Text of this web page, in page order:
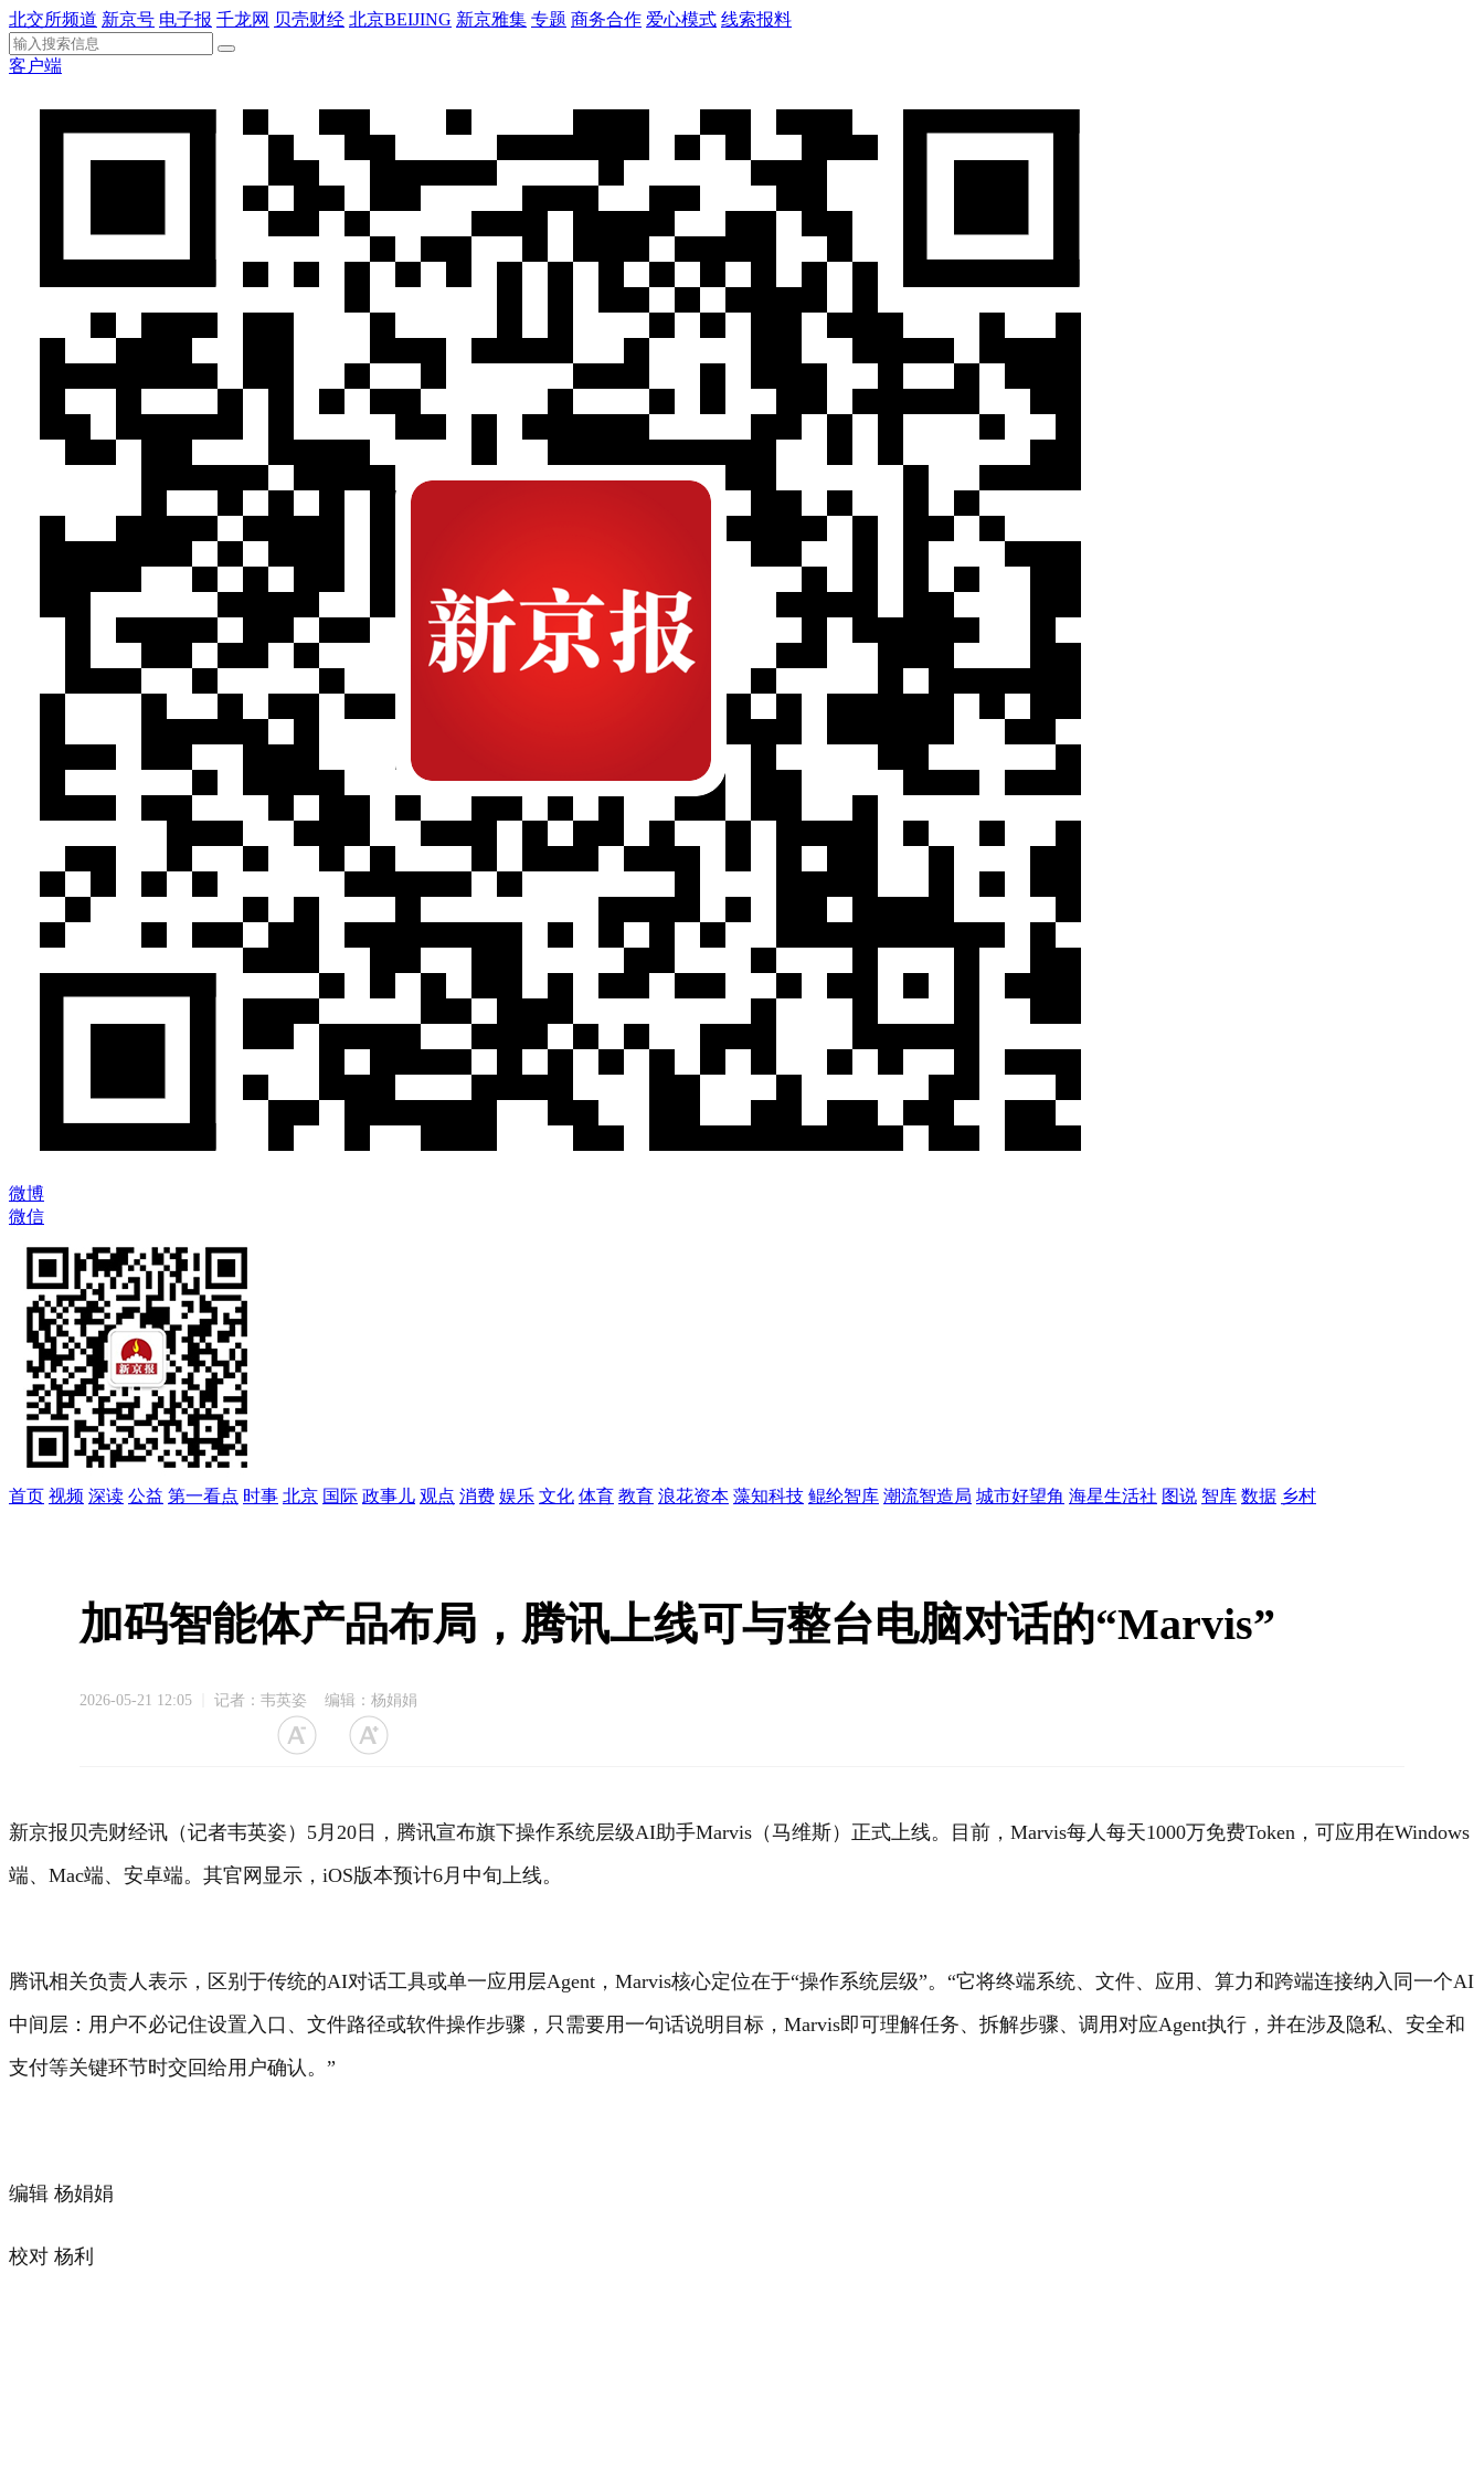
北交所频道 新京号 电子报 千龙网 贝壳财经 北京BEIJING 新京雅集 专题 商务合作 爱心模式 线索报料
客户端
微博
微信
首页 视频 深读 公益 第一看点 时事 北京 国际 政事儿 观点 消费 娱乐 文化 体育 教育 浪花资本 藻知科技 鲲纶智库 潮流智造局 城市好望角 海星生活社 图说 智库 数据 乡村
加码智能体产品布局，腾讯上线可与整台电脑对话的“Marvis”
2026-05-21 12:05 记者：韦英姿 编辑：杨娟娟
新京报贝壳财经讯（记者韦英姿）5月20日，腾讯宣布旗下操作系统层级AI助手Marvis（马维斯）正式上线。目前，Marvis每人每天1000万免费Token，可应用在Windows
端、Mac端、安卓端。其官网显示，iOS版本预计6月中旬上线。
腾讯相关负责人表示，区别于传统的AI对话工具或单一应用层Agent，Marvis核心定位在于“操作系统层级”。“它将终端系统、文件、应用、算力和跨端连接纳入同一个AI
中间层：用户不必记住设置入口、文件路径或软件操作步骤，只需要用一句话说明目标，Marvis即可理解任务、拆解步骤、调用对应Agent执行，并在涉及隐私、安全和
支付等关键环节时交回给用户确认。”
编辑 杨娟娟
校对 杨利